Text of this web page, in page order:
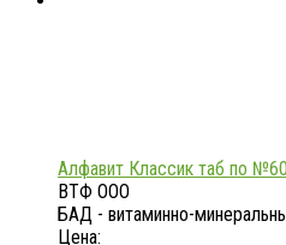
Алфавит Классик таб по №60
ВТФ ООО
БАД - витаминно-
Цена: